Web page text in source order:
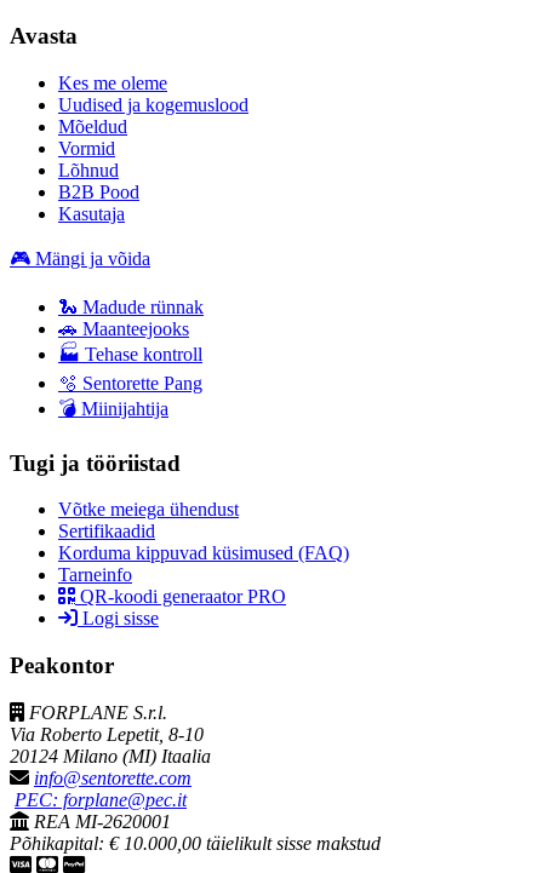
Avasta
Kes me oleme
Uudised ja kogemuslood
Mõeldud
Vormid
Lõhnud
B2B Pood
Kasutaja
🎮 Mängi ja võida
🐍 Madude rünnak
🚗 Maanteejooks
🏭 Tehase kontroll
🫧 Sentorette Pang
💣 Miinijahtija
Tugi ja tööriistad
Võtke meiega ühendust
Sertifikaadid
Korduma kippuvad küsimused (FAQ)
Tarneinfo
QR-koodi generaator PRO
Logi sisse
Peakontor
FORPLANE S.r.l.
Via Roberto Lepetit, 8-10
20124 Milano (MI) Itaalia
info@sentorette.com
PEC: forplane@pec.it
REA MI-2620001
Põhikapital: € 10.000,00 täielikult sisse makstud